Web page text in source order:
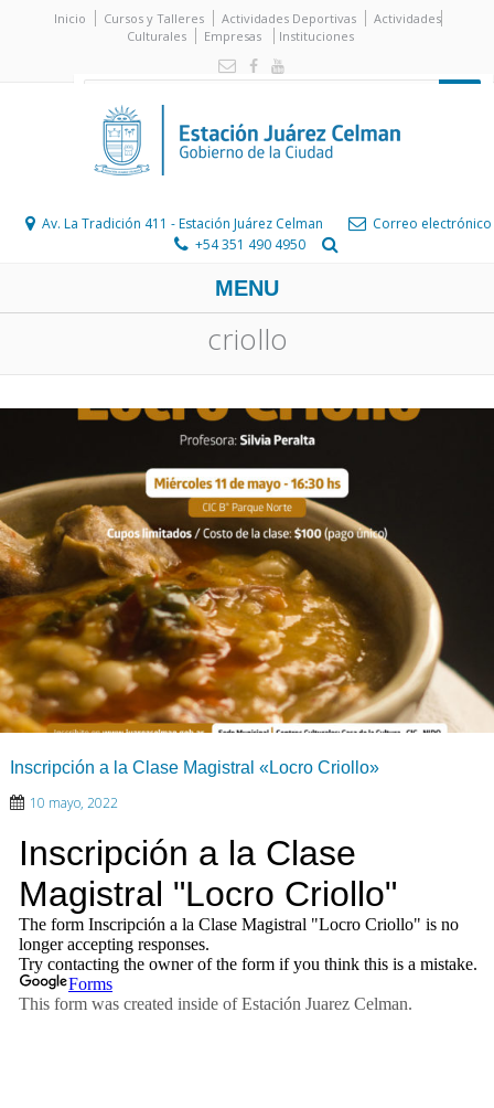
Inicio Cursos y Talleres Actividades Deportivas
Actividades
Culturales
Empresas Instituciones
Av. La Tradición 411 - Estación Juárez Celman
Correo electrónico
+54 351 490 4950
MENU
criollo
Inscripción a la Clase Magistral «Locro Criollo»
10 mayo, 2022